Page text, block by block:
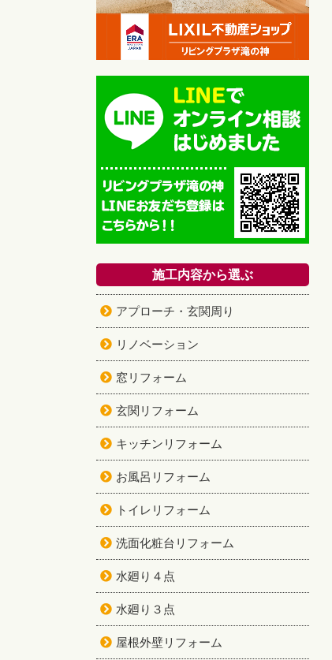
施工内容から選ぶ
アプローチ・玄関周り
リノベーション
窓リフォーム
玄関リフォーム
キッチンリフォーム
お風呂リフォーム
トイレリフォーム
洗面化粧台リフォーム
水廻り４点
水廻り３点
屋根外壁リフォーム